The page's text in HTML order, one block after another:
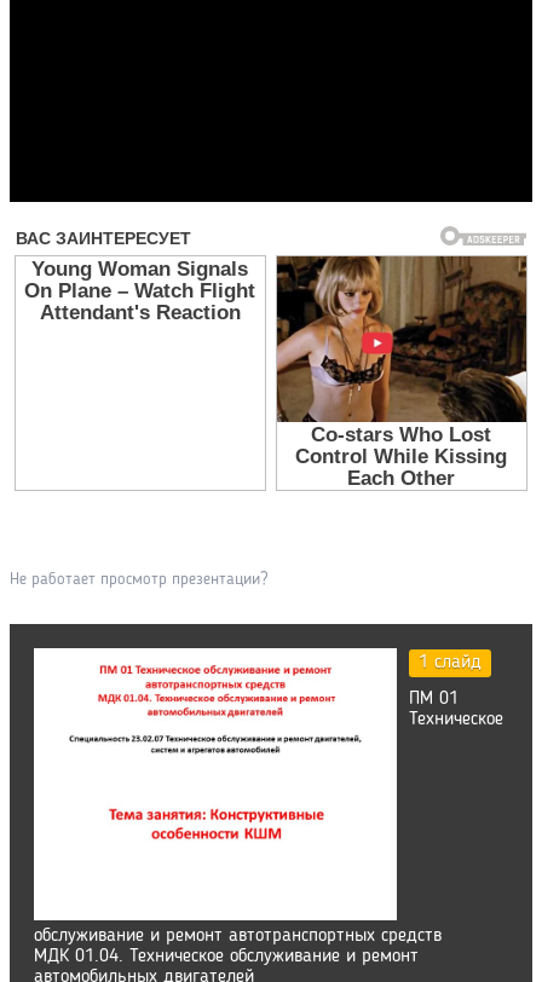
Не работает просмотр презентации?
1 слайд
ПМ 01
Техническое
обслуживание и ремонт автотранспортных средств
МДК 01.04. Техническое обслуживание и ремонт
автомобильных двигателей